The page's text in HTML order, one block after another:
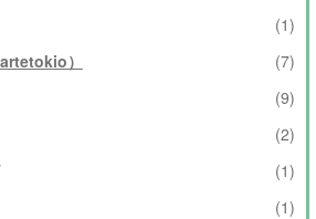
(1)
）
(7)
(9)
(2)
(1)
(1)